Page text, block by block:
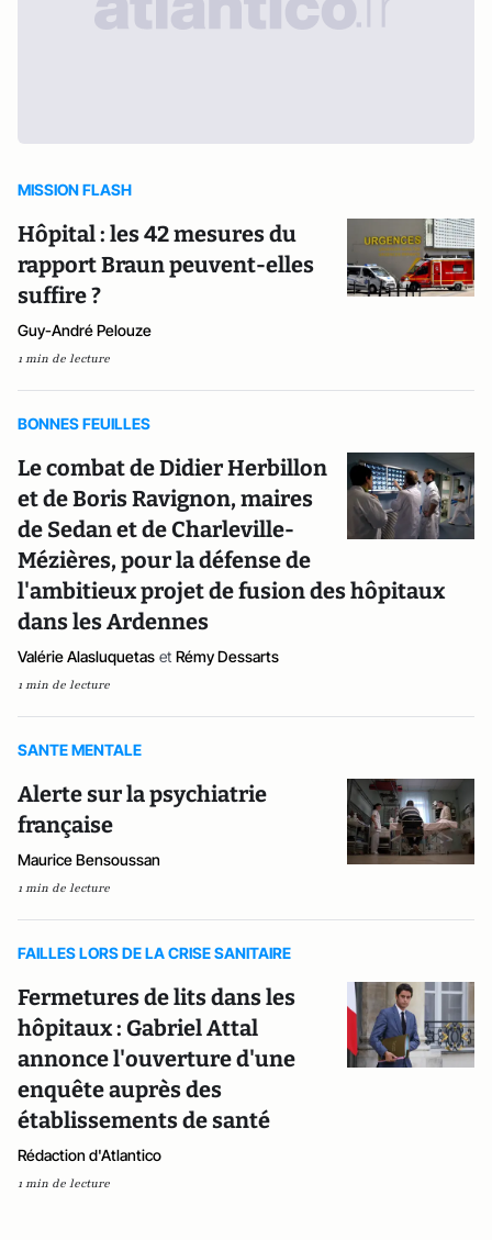
MISSION FLASH
Hôpital : les 42 mesures du
rapport Braun peuvent-elles
suffire ?
Guy-André Pelouze
1 min de lecture
BONNES FEUILLES
Le combat de Didier Herbillon
et de Boris Ravignon, maires
de Sedan et de Charleville-
Mézières, pour la défense de
l'ambitieux projet de fusion des hôpitaux
dans les Ardennes
Valérie Alasluquetas et Rémy Dessarts
1 min de lecture
SANTE MENTALE
Alerte sur la psychiatrie
française
Maurice Bensoussan
1 min de lecture
FAILLES LORS DE LA CRISE SANITAIRE
Fermetures de lits dans les
hôpitaux : Gabriel Attal
annonce l'ouverture d'une
enquête auprès des
établissements de santé
Rédaction d'Atlantico
1 min de lecture